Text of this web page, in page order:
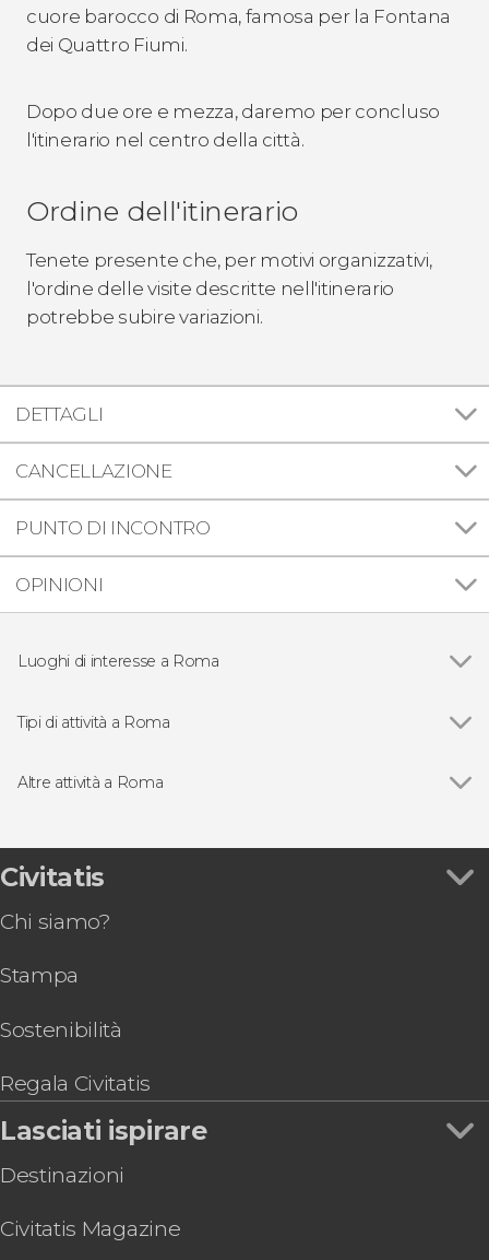
cuore barocco di Roma, famosa per la Fontana
dei Quattro Fiumi.
Dopo due ore e mezza, daremo per concluso
l'itinerario nel centro della città.
Ordine dell'itinerario
Tenete presente che, per motivi organizzativi,
l'ordine delle visite descritte nell'itinerario
potrebbe subire variazioni.
DETTAGLI
CANCELLAZIONE
PUNTO DI INCONTRO
OPINIONI
Luoghi di interesse a Roma
Piazza Navona
Fontana di Trevi
Musei Vaticani e Cappella Sistina
Campo de' Fiori
Castel Sant'Angelo
Trastevere
Basilica di San Pietro
Tipi di attività a Roma
Free tour di Roma
Escursioni di un giorno da Roma
Shuttle bus da Fiumicino e Ciampino
Gastronomia ed enoturismo a Roma
Altre attività a Roma
Tour dello Stadio Olimpico di Roma
Tour dei sotterranei di Via Appia e della
Caccia al tesoro: Angeli e Demoni, sulle tracce
Crociera con aperitivo sul Tevere
Fiumicino
Biglietti per la Basilica di Santa Maria Maggiore
con audioguida
Offerta: Vaticano + Colosseo, Foro e Palatino
Civitatis
Chi siamo?
Stampa
Sostenibilità
Regala Civitatis
Lasciati ispirare
Destinazioni
Civitatis Magazine